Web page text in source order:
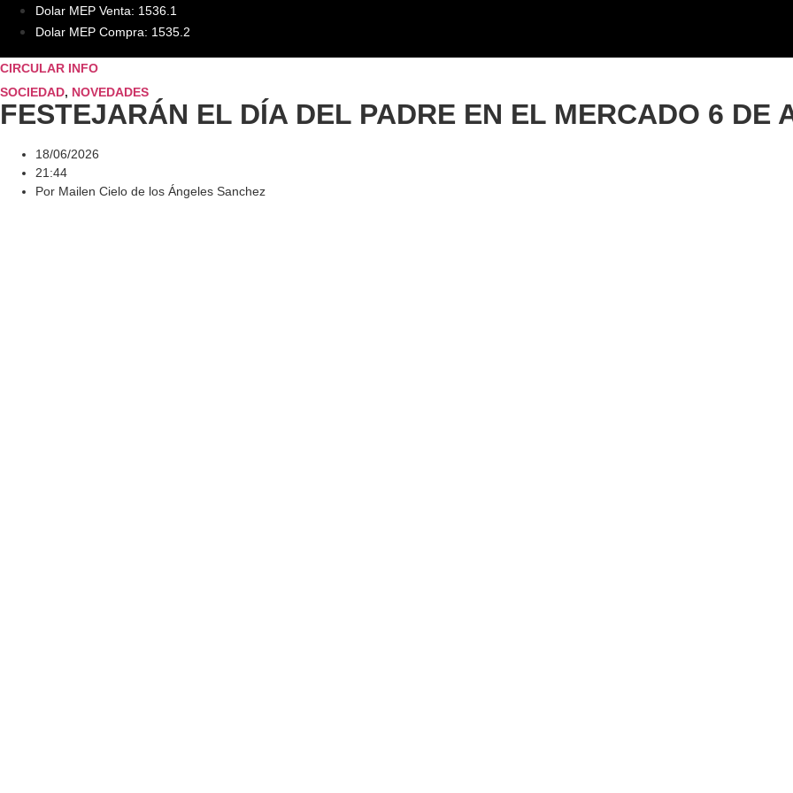
Dolar MEP Venta: 1536.1
Dolar MEP Compra: 1535.2
CIRCULAR INFO
SOCIEDAD, NOVEDADES
FESTEJARÁN EL DÍA DEL PADRE EN EL MERCADO 6 DE
18/06/2026
21:44
Por Mailen Cielo de los Ángeles Sanchez